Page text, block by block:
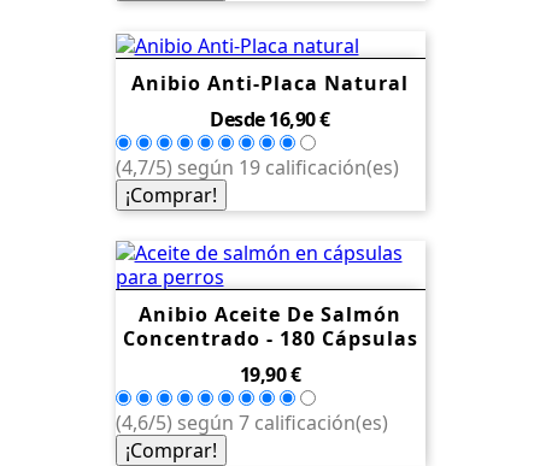
Anibio Anti-Placa Natural
DesdePrecio
16,90 €
(4,7/5) según 19 calificación(es)
¡Comprar!
Anibio Aceite De Salmón
Concentrado - 180 Cápsulas
Precio
19,90 €
(4,6/5) según 7 calificación(es)
¡Comprar!